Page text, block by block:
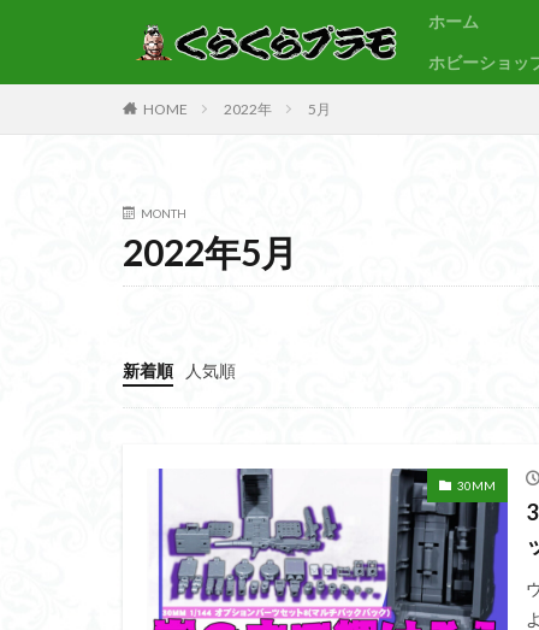
ホーム
ホビーショッ
HOME 2022年 5月
MONTH
2022年5月
新着順 人気順
30MM
カテゴリー
30MF
SDCS
SDEX
SDワールドヒー
ULTRAMAN SUIT
くらくらプラモア
くらくら・オブザ